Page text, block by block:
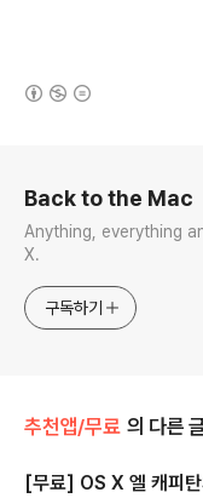
Back to the Mac
Anything, everything
X.
구독하기
추천앱/무료 의 다른
[무료] OS X 엘 캐피